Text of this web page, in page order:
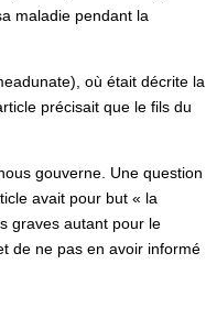
maladie pendant la
où était décrite la
précisait que le fils du
gouverne. Une question
avait pour but « la
graves autant pour le
de ne pas en avoir informé